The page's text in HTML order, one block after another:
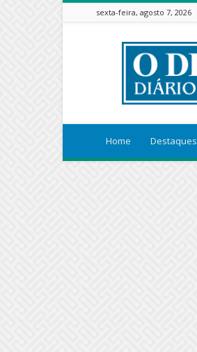
sexta-feira, agosto 7, 2026
ODEBATEON
Home Destaques